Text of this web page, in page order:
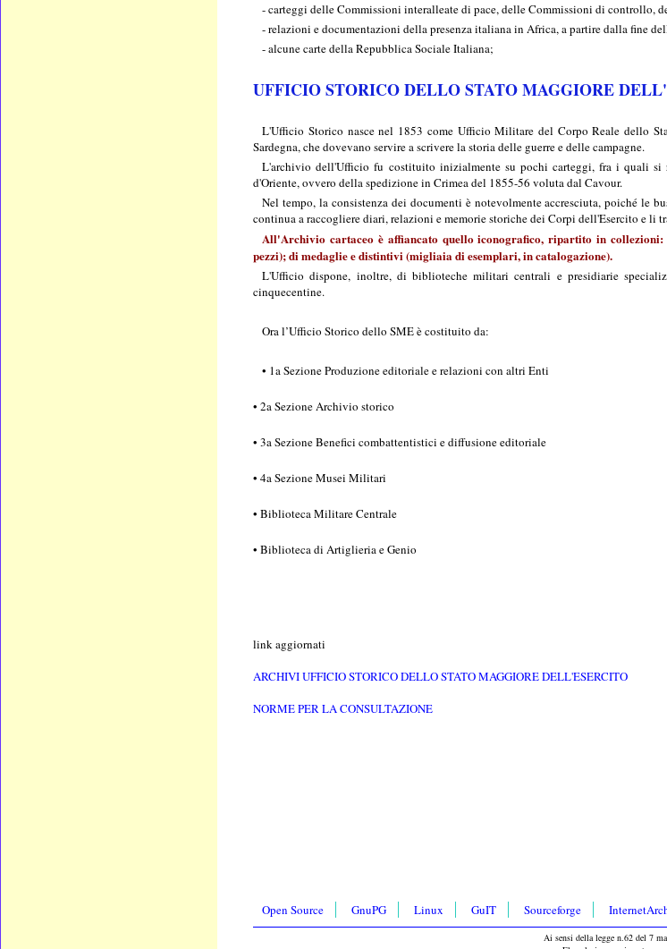
- carteggi delle Commissioni interalleate di pace, delle Commissioni di controllo,
- relazioni e documentazioni della presenza italiana in Africa, a partire dalla fine
- alcune carte della Repubblica Sociale Italiana;
UFFICIO STORICO DELLO STATO MAGGIORE
L'Ufficio Storico nasce nel 1853 come Ufficio Militare del Corpo Reale dello
Sardegna, che dovevano servire a scrivere la storia delle guerre e delle campagne.
L'archivio dell'Ufficio fu costituito inizialmente su pochi carteggi, fra i quali si
d'Oriente, ovvero della spedizione in Crimea del 1855-56 voluta dal Cavour.
Nel tempo, la consistenza dei documenti è notevolmente accresciuta, poiché
continua a raccogliere diari, relazioni e memorie storiche dei Corpi dell'Esercito e li
All'Archivio cartaceo è affiancato quello iconografico, ripartito in
pezzi); di medaglie e distintivi (migliaia di esemplari, in catalogazione).
L'Ufficio dispone, inoltre, di biblioteche militari centrali e presidiarie
cinquecentine.
Ora l’Ufficio Storico dello SME è costituito da:
• 1a Sezione Produzione editoriale e relazioni con altri Enti
• 2a Sezione Archivio storico
• 3a Sezione Benefici combattentistici e diffusione editoriale
• 4a Sezione Musei Militari
• Biblioteca Militare Centrale
• Biblioteca di Artiglieria e Genio
link aggiornati
ARCHIVI UFFICIO STORICO DELLO STATO MAGGIORE DELL'ESERCITO
NORME PER LA CONSULTAZIONE
Open Source GnuPG Linux GuIT Sourceforge
Ai sensi della legge n.62 del 7